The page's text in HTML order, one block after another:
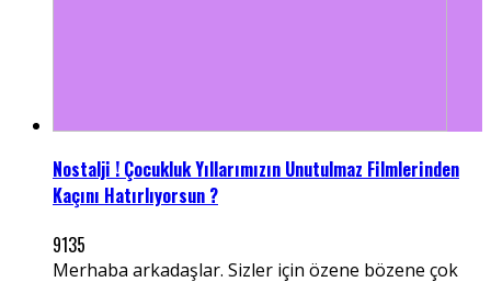
Nostalji ! Çocukluk Yıllarımızın Unutulmaz Filmlerinden
Kaçını Hatırlıyorsun ?
9135
Merhaba arkadaşlar. Sizler için özene bözene çok